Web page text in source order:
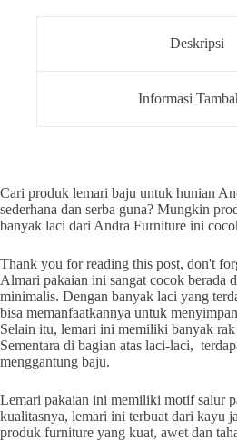
Deskripsi
Informasi
Cari produk lemari baju untuk hunian
sederhana dan serba guna? Mungkin
banyak laci dari Andra Furniture ini
Thank you for reading this post, don't
Almari pakaian ini sangat cocok berada
minimalis. Dengan banyak laci yang
bisa memanfaatkannya untuk
Selain itu, lemari ini memiliki banyak
Sementara di bagian atas laci-laci,
menggantung baju.
Lemari pakaian ini memiliki motif salur
kualitasnya, lemari ini terbuat dari kayu
produk furniture yang kuat, awet dan